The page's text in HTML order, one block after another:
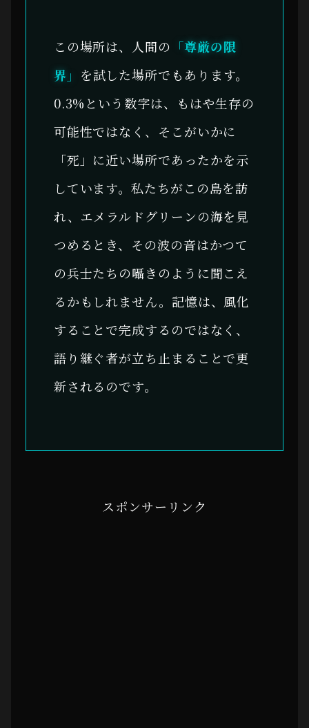
この場所は、人間の 「尊厳の限
界」 を試した場所でもあります。
0.3%という数字は、もはや生存の
可能性ではなく、そこがいかに
「死」に近い場所であったかを示
しています。私たちがこの島を訪
れ、エメラルドグリーンの海を見
つめるとき、その波の音はかつて
の兵士たちの囁きのように聞こえ
るかもしれません。記憶は、風化
することで完成するのではなく、
語り継ぐ者が立ち止まることで更
新されるのです。
スポンサーリンク